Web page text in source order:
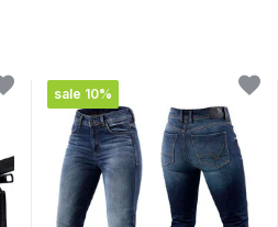
sale 10%